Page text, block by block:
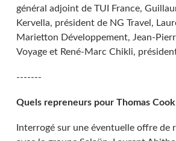
général adjoint de TUI France,
Kervella, président de NG Travel,
Marietton Développement, Jean-
Voyage et René-Marc Chikli,
-------
Quels repreneurs pour Thomas
Interrogé sur une éventuelle offre de